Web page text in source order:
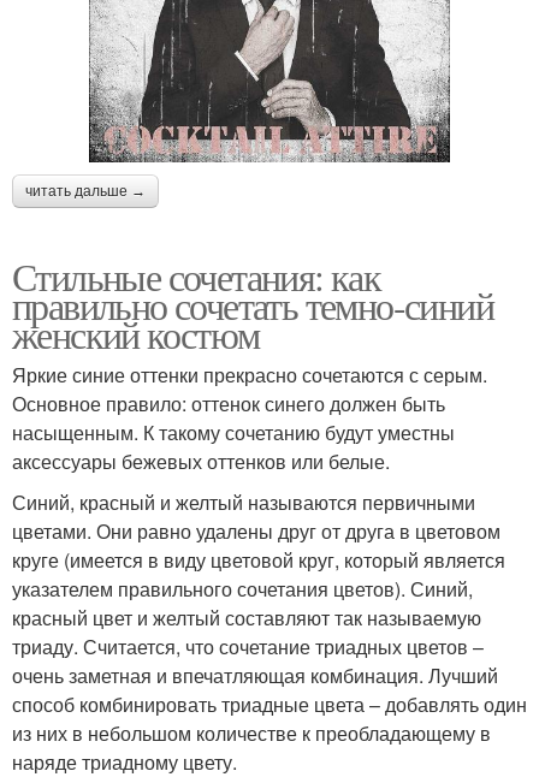
читать дальше →
Стильные сочетания: как
правильно сочетать темно-синий
женский костюм
Яркие синие оттенки прекрасно сочетаются с серым.
Основное правило: оттенок синего должен быть
насыщенным. К такому сочетанию будут уместны
аксессуары бежевых оттенков или белые.
Синий, красный и желтый называются первичными
цветами. Они равно удалены друг от друга в цветовом
круге (имеется в виду цветовой круг, который является
указателем правильного сочетания цветов). Синий,
красный цвет и желтый составляют так называемую
триаду. Считается, что сочетание триадных цветов –
очень заметная и впечатляющая комбинация. Лучший
способ комбинировать триадные цвета – добавлять один
из них в небольшом количестве к преобладающему в
наряде триадному цвету.